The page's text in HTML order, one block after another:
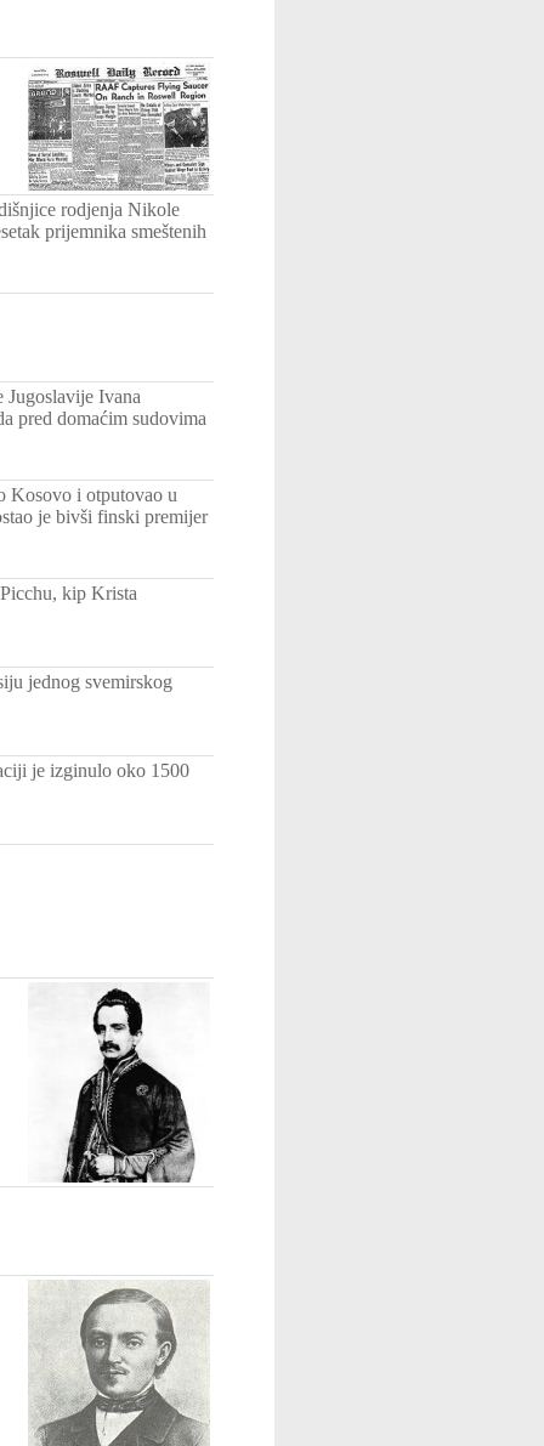
rodjenja Nikole
prijemnika smeštenih
Jugoslavije Ivana
pred domaćim sudovima
Kosovo i otputovao u
je bivši finski premijer
kip Krista
jednog svemirskog
je izginulo oko 1500